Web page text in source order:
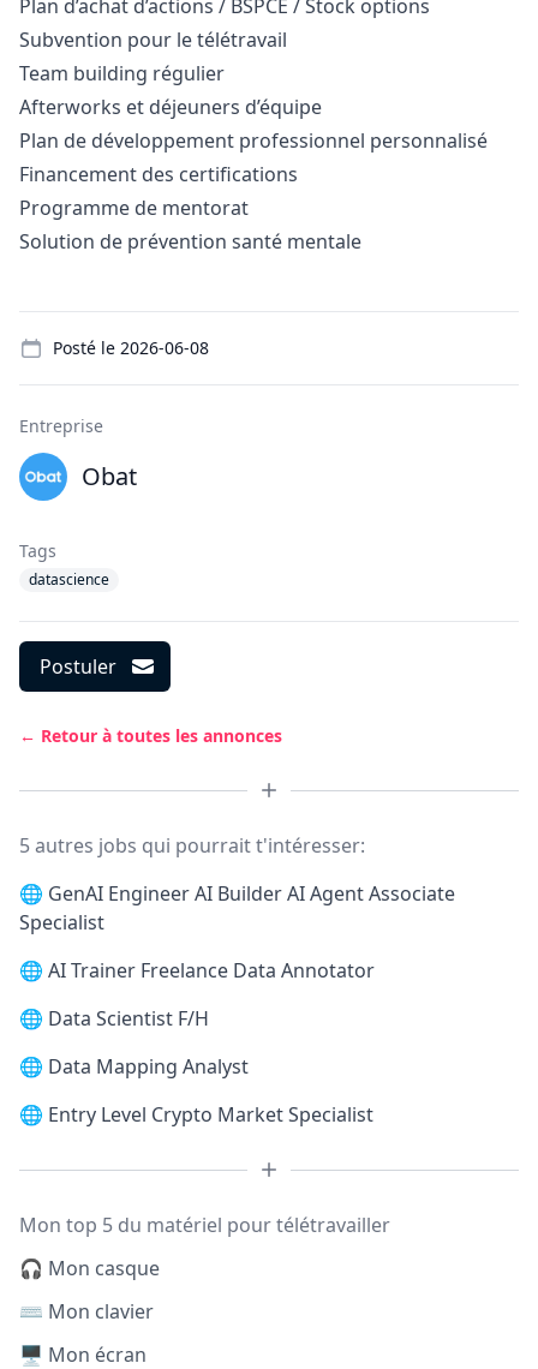
Plan d’achat d’actions / BSPCE / Stock options
Subvention pour le télétravail
Team building régulier
Afterworks et déjeuners d’équipe
Plan de développement professionnel personnalisé
Financement des certifications
Programme de mentorat
Solution de prévention santé mentale
Posté le 2026-06-08
Entreprise
Obat
Tags
datascience
Postuler
← Retour à toutes les annonces
5 autres jobs qui pourrait t'intéresser:
🌐 GenAI Engineer AI Builder AI Agent Associate
Specialist
🌐 AI Trainer Freelance Data Annotator
🌐 Data Scientist F/H
🌐 Data Mapping Analyst
🌐 Entry Level Crypto Market Specialist
Mon top 5 du matériel pour télétravailler
🎧 Mon casque
⌨️ Mon clavier
🖥️ Mon écran